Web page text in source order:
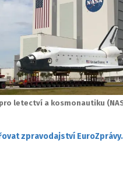
letectví a kosmonautiku
zpravodajství